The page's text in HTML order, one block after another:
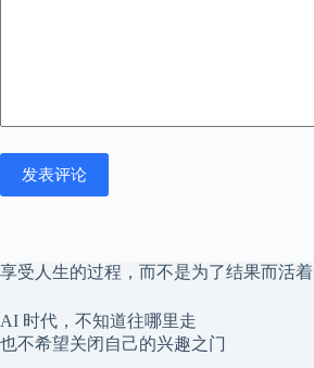
发表评论
享受人生的过程，而不是为了结果而活着
AI 时代，不知道往哪里走
也不希望关闭自己的兴趣之门